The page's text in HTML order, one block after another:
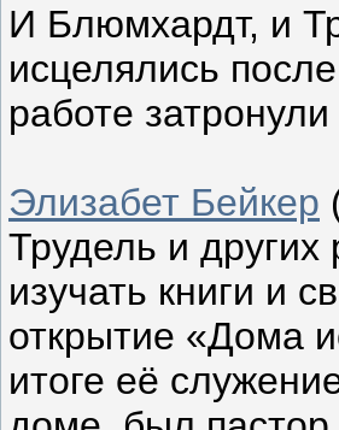
И Блюмхардт, и
исцелялись
работе
Элизабет Бейкер
Трудель и
изучать книги и
открытие «Дома
итоге её